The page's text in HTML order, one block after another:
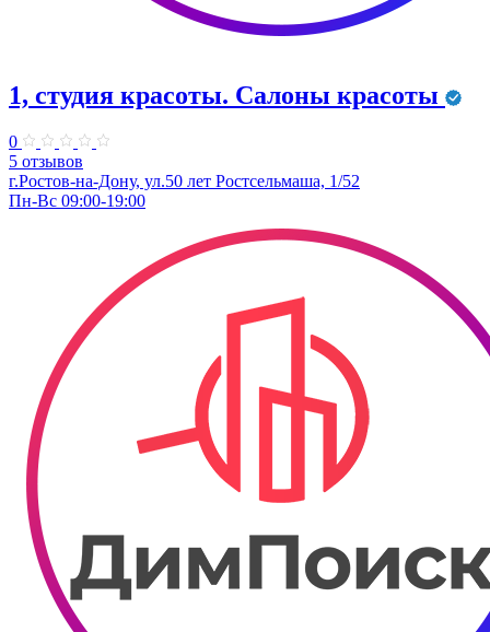
1, студия красоты. Салоны красоты
0
5 отзывов
г.Ростов-на-Дону, ул.50 лет Ростсельмаша, 1/52
Пн-Вс 09:00-19:00